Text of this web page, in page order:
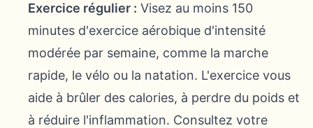
Exercice régulier : Visez au moins 150
minutes d'exercice aérobique d'intensité
modérée par semaine, comme la marche
rapide, le vélo ou la natation. L'exercice vous
aide à brûler des calories, à perdre du poids et
à réduire l'inflammation. Consultez votre